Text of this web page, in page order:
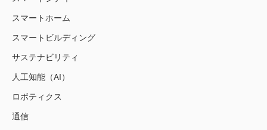
スマートホーム
スマートビルディング
サステナビリティ
人工知能（AI）
ロボティクス
通信